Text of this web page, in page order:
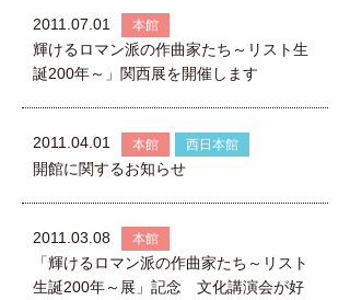
2011.07.01 本館
輝けるロマン派の作曲家たち～リスト生
誕200年～」関西展を開催します
2011.04.01 本館 西日本館
開館に関するお知らせ
2011.03.08 本館
「輝けるロマン派の作曲家たち～リスト
生誕200年～展」記念 文化講演会が好